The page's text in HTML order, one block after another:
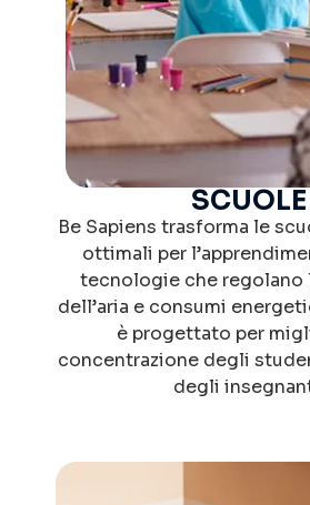
SCUOLE​
Be Sapiens trasforma le
ottimali per
tecnologie che regolano
dell’aria e consumi
è progettato per
concentrazione degli
degli